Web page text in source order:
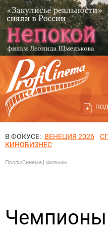
В ФОКУСЕ: ВЕНЕЦИЯ 2026
КИНОБИЗНЕС
ПрофиСинема Фильмы.
Чемпионы